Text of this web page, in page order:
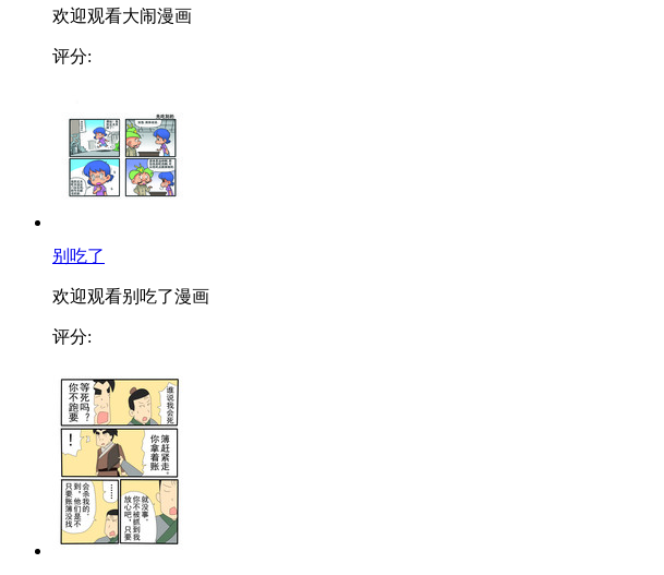
欢迎观看大闹漫画
评分:
别吃了
欢迎观看别吃了漫画
评分: